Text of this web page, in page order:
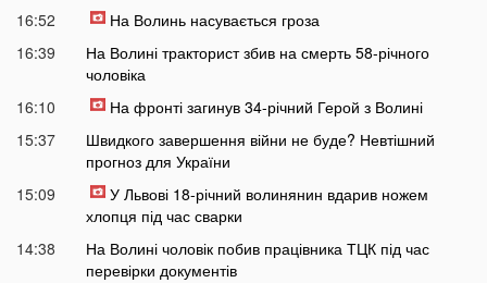
16:52
На Волинь насувається гроза
16:39
На Волині тракторист збив на смерть 58-річного
чоловіка
16:10
На фронті загинув 34-річний Герой з Волині
15:37
Швидкого завершення війни не буде? Невтішний
прогноз для України
15:09
У Львові 18-річний волинянин вдарив ножем
хлопця під час сварки
14:38
На Волині чоловік побив працівника ТЦК під час
перевірки документів